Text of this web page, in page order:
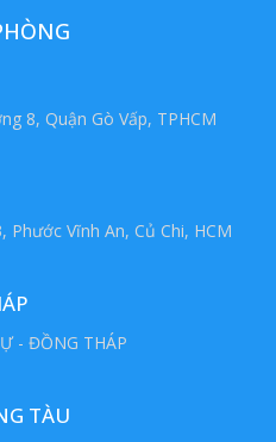
8, Quận Gò Vấp, TPHCM
Phước Vĩnh An, Củ Chi, HCM
- ĐỒNG THÁP
TÀU